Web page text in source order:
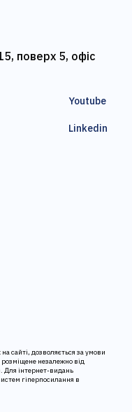
поверх 5, офіс
Youtube
Linkedin
сайті, дозволяється за умови
незалежно від
Для інтернет-видань
гіперпосилання в